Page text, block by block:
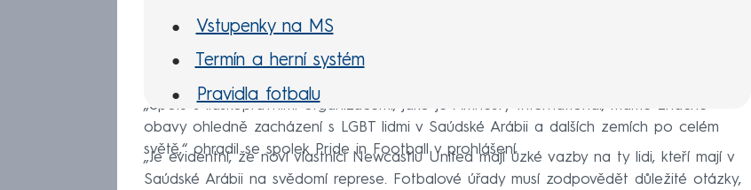
Vstupenky na MS
Termín a herní systém
Pravidla fotbalu
„Spolu s lidskoprávními organizacemi, jako je Amnesty International, máme značné
obavy ohledně zacházení s LGBT lidmi v Saúdské Arábii a dalších zemích po celém
světě,“ ohradil se spolek Pride in Football v prohlášení.
„Je evidentní, že noví vlastníci Newcastlu United mají úzké vazby na ty lidi, kteří mají v
Saúdské Arábii na svědomí represe. Fotbalové úřady musí zodpovědět důležité otázky,